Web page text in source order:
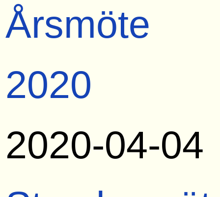
Årsmöte
2020
2020-04-04